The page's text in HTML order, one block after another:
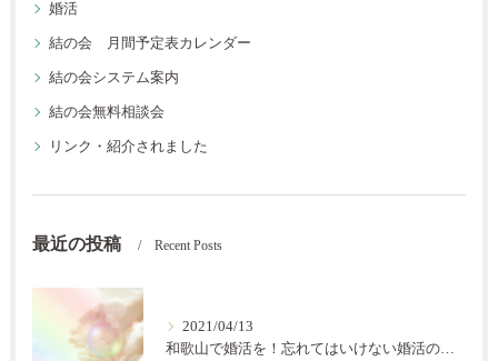
婚活
結の会 月間予定表カレンダー
結の会システム案内
結の会無料相談会
リンク・紹介されました
最近の投稿 Recent Posts
2021/04/13
和歌山で婚活を！忘れてはいけない婚活の秘訣【結の会】